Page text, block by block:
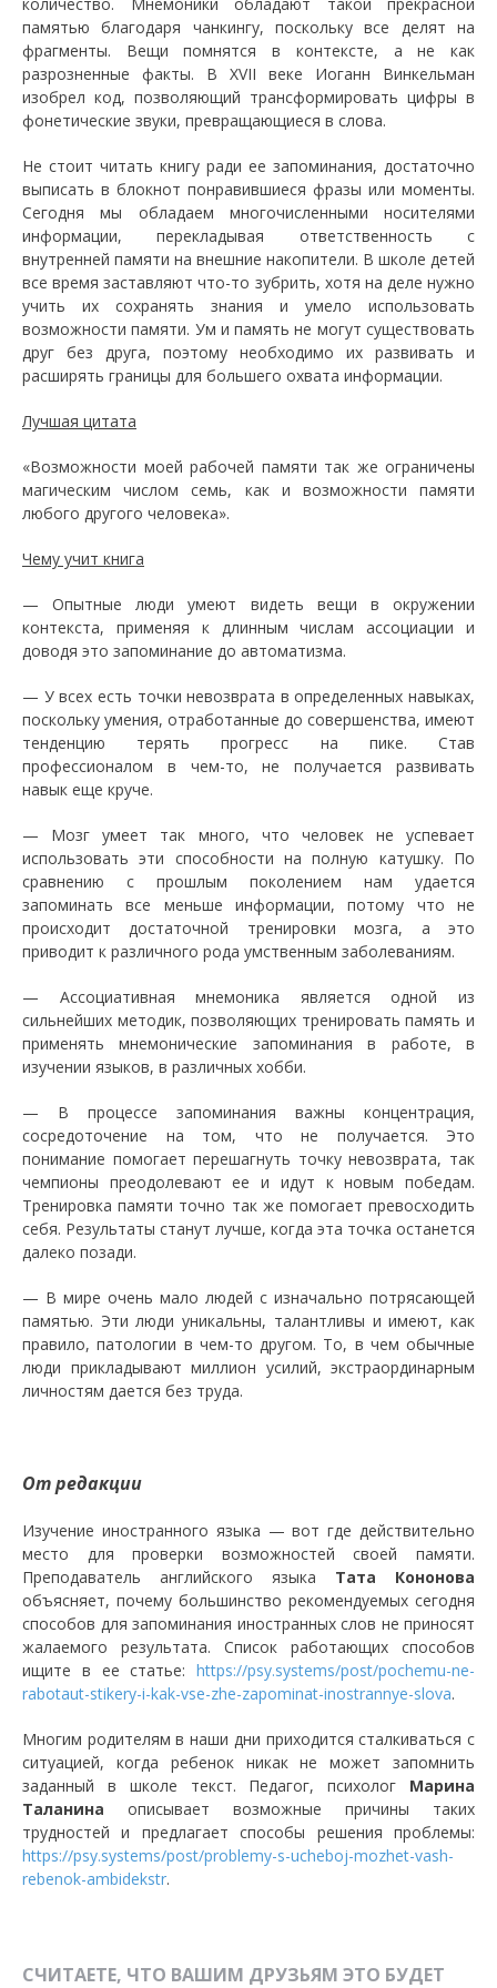
памятью благодаря чанкингу, поскольку все делят на
фрагменты. Вещи помнятся в контексте, а не как
разрозненные факты. В XVII веке Иоганн Винкельман
изобрел код, позволяющий трансформировать цифры в
фонетические звуки, превращающиеся в слова.
Не стоит читать книгу ради ее запоминания, достаточно
выписать в блокнот понравившиеся фразы или моменты.
Сегодня мы обладаем многочисленными носителями
информации, перекладывая ответственность с
внутренней памяти на внешние накопители. В школе детей
все время заставляют что-то зубрить, хотя на деле нужно
учить их сохранять знания и умело использовать
возможности памяти. Ум и память не могут существовать
друг без друга, поэтому необходимо их развивать и
расширять границы для большего охвата информации.
Лучшая цитата
«Возможности моей рабочей памяти так же ограничены
магическим числом семь, как и возможности памяти
любого другого человека».
Чему учит книга
— Опытные люди умеют видеть вещи в окружении
контекста, применяя к длинным числам ассоциации и
доводя это запоминание до автоматизма.
— У всех есть точки невозврата в определенных навыках,
поскольку умения, отработанные до совершенства, имеют
тенденцию терять прогресс на пике. Став
профессионалом в чем-то, не получается развивать
навык еще круче.
— Мозг умеет так много, что человек не успевает
использовать эти способности на полную катушку. По
сравнению с прошлым поколением нам удается
запоминать все меньше информации, потому что не
происходит достаточной тренировки мозга, а это
приводит к различного рода умственным заболеваниям.
— Ассоциативная мнемоника является одной из
сильнейших методик, позволяющих тренировать память и
применять мнемонические запоминания в работе, в
изучении языков, в различных хобби.
— В процессе запоминания важны концентрация,
сосредоточение на том, что не получается. Это
понимание помогает перешагнуть точку невозврата, так
чемпионы преодолевают ее и идут к новым победам.
Тренировка памяти точно так же помогает превосходить
себя. Результаты станут лучше, когда эта точка останется
далеко позади.
— В мире очень мало людей с изначально потрясающей
памятью. Эти люди уникальны, талантливы и имеют, как
правило, патологии в чем-то другом. То, в чем обычные
люди прикладывают миллион усилий, экстраординарным
личностям дается без труда.
От редакции
Изучение иностранного языка — вот где действительно
место для проверки возможностей своей памяти.
Преподаватель английского языка Тата Кононова
объясняет, почему большинство рекомендуемых сегодня
способов для запоминания иностранных слов не приносят
жалаемого результата. Список работающих способов
ищите в ее статье: https://psy.systems/post/pochemu-ne-
rabotaut-stikery-i-kak-vse-zhe-zapominat-inostrannye-slova.
Многим родителям в наши дни приходится сталкиваться с
ситуацией, когда ребенок никак не может запомнить
заданный в школе текст. Педагог, психолог Марина
Таланина описывает возможные причины таких
трудностей и предлагает способы решения проблемы:
https://psy.systems/post/problemy-s-ucheboj-mozhet-vash-
rebenok-ambidekstr.
СЧИТАЕТЕ, ЧТО ВАШИМ ДРУЗЬЯМ ЭТО БУДЕТ